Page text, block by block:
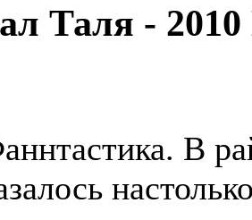
Таля -
В